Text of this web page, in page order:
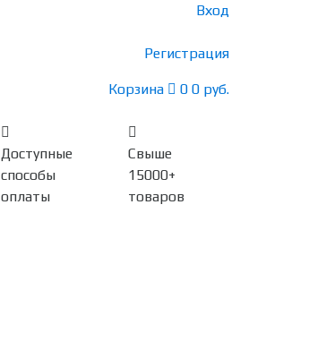
Вход
Регистрация
Корзина 0 0 руб.
Доступные
способы
оплаты
Свыше
15000+
товаров